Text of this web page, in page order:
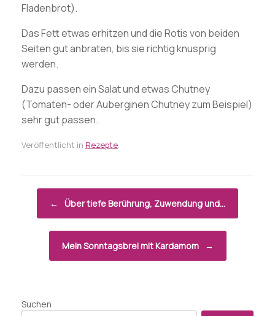
Fladenbrot).
Das Fett etwas erhitzen und die Rotis von beiden
Seiten gut anbraten, bis sie richtig knusprig
werden.
Dazu passen ein Salat und etwas Chutney
(Tomaten- oder Auberginen Chutney zum Beispiel)
sehr gut passen.
Veröffentlicht in Rezepte.
← Über tiefe Berührung, Zuwendung und…
Mein Sonntagsbrei mit Kardamom →
Suchen